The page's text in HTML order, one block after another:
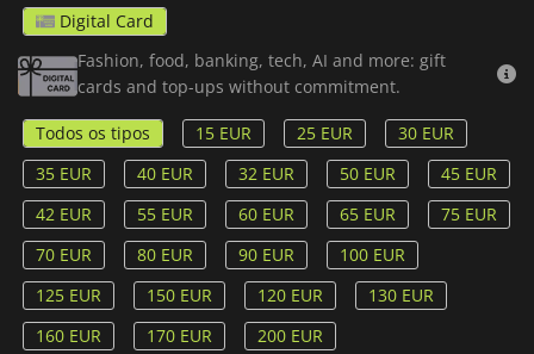
Digital Card
Fashion, food, banking, tech, AI and more: gift
cards and top-ups without commitment.
Todos os tipos 15 EUR 25 EUR
30 EUR
35 EUR
40 EUR 32 EUR 50 EUR
45 EUR
42 EUR
55 EUR 60 EUR 65 EUR
75 EUR
70 EUR
80 EUR 90 EUR
100 EUR
125 EUR
150 EUR 120 EUR
130 EUR
160 EUR
170 EUR 200 EUR